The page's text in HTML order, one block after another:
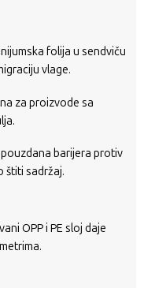
folija u sendviču
vlage.
za proizvode sa
barijera protiv
štiti sadržaj.
OPP i PE sloj daje